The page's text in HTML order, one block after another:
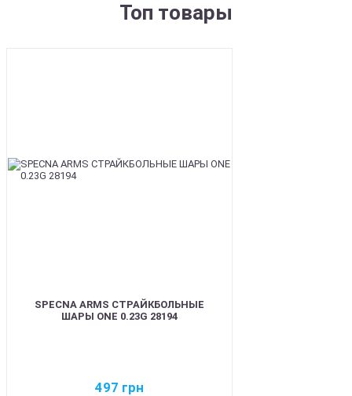
Топ товары
SPECNA ARMS СТРАЙКБОЛЬНЫЕ
ШАРЫ ONE 0.23G 28194
497 грн